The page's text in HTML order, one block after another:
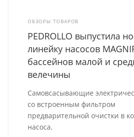
ОБЗОРЫ ТОВАРОВ
PEDROLLO выпустила
линейку насосов
бассейнов малой и
велечины
Самовсасывающие
со встроенным фильтром
предварительной очистки в
насоса.